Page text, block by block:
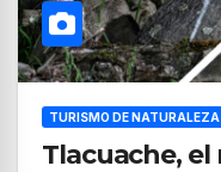
TURISMO DE NATURALEZA
Tlacuache,